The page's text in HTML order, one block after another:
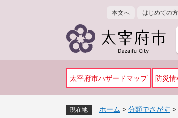
本文へ はじめての
太宰府市ハザードマップ 防災情
現在地 ホーム > 分類でさがす >